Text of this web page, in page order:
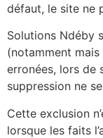
défaut, le site ne
Solutions Ndéby
(notamment
erronées, lors de
suppression ne
Cette exclusion
lorsque les faits